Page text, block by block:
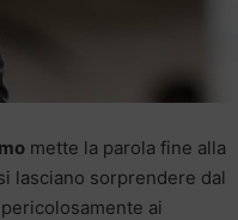
mette la parola fine alla
lasciano sorprendere dal
ai